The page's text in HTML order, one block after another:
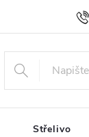
Podmínky
Střelivo